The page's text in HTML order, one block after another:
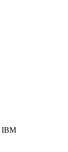
IBM